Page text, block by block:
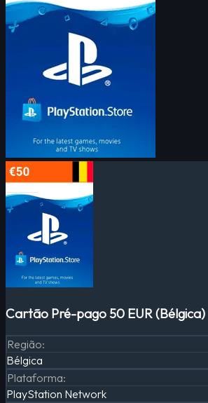
Cartão Pré-pago 50 EUR (Bélgica)
Região:
Bélgica
Plataforma:
PlayStation Network